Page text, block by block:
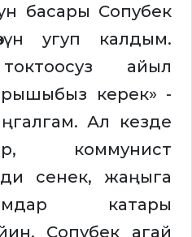
басары Сопубек
угуп калдым.
айыл
керек» -
Ал кезде
коммунист
сенек, жаңыга
катары
Сопубек агай